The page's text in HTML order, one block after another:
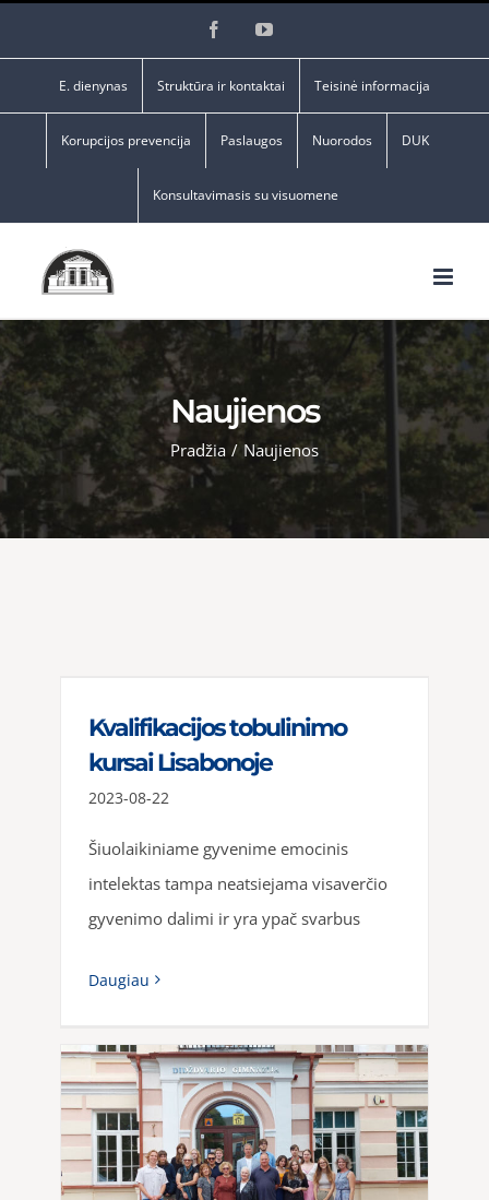
FacebookYouTube
E. dienynas Struktūra ir kontaktai Teisinė informacija
Korupcijos prevencija Paslaugos Nuorodos DUK
Konsultavimasis su visuomene
Naujienos
Pradžia / Naujienos
Kvalifikacijos tobulinimo
kursai Lisabonoje
2023-08-22
Šiuolaikiniame gyvenime emocinis
intelektas tampa neatsiejama visaverčio
gyvenimo dalimi ir yra ypač svarbus
Daugiau